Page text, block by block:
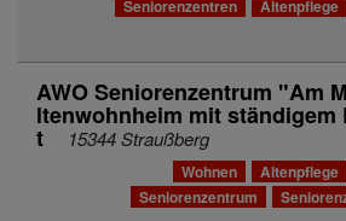
Seniorenzentren
Altenpflege
AWO Seniorenzentrum "Am
ltenwohnheim mit ständigem
t 15344 Straußberg
Wohnen Altenpflege
Seniorenzentrum